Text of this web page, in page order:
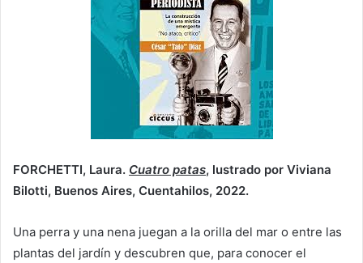
FORCHETTI, Laura. Cuatro patas, lustrado por Viviana
Bilotti, Buenos Aires, Cuentahilos, 2022.
Una perra y una nena juegan a la orilla del mar o entre las
plantas del jardín y descubren que, para conocer el